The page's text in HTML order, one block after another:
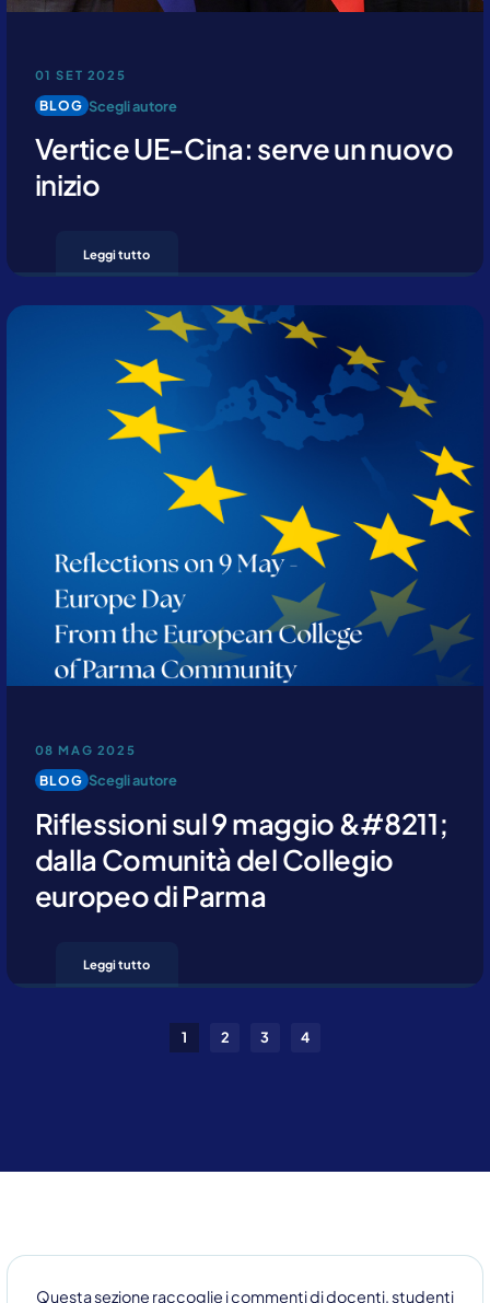
01 SET 2025
BLOG Scegli autore
Vertice UE-Cina: serve un nuovo
inizio
Leggi tutto
08 MAG 2025
BLOG Scegli autore
Riflessioni sul 9 maggio &#8211;
dalla Comunità del Collegio
europeo di Parma
Leggi tutto
1 2 3 4
Questa sezione raccoglie i commenti di docenti, studenti
Contattaci per ricevere maggiori
Cliccando su invia dichiari di aver preso visione e di accettare la